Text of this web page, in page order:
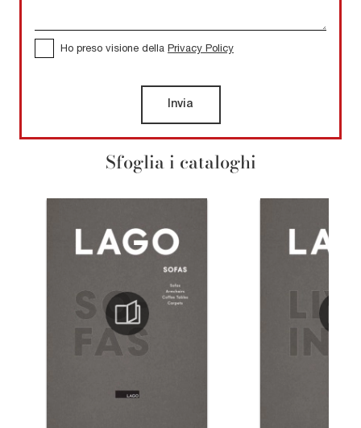
Sfoglia i cataloghi
Ho preso visione della Privacy Policy
Invia